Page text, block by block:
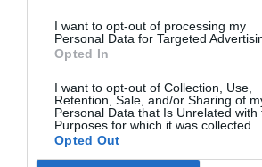
I want to opt-out of processing my
Personal Data for Targeted
Opted In
I want to opt-out of Collection, Use,
Retention, Sale, and/or Sharing of
Personal Data that Is Unrelated with
Purposes for which it was collected.
Opted Out
como sistema de calefacción es
Catalunya, por la herencia de
es mucho más elevada y el
mucho mayor. Ahora, como
pasado desde un buen principio,
equiparado fiscalmente el gas a